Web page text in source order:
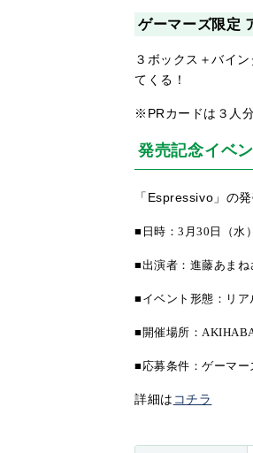
ゲーマーズ限定
３ボックス＋バイ
てくる！
※PRカードは３人
発売記念イベ
「Espressivo」の
■日時：3 月30 日（水）
■出演者：進藤あま
■イベント形態：リ
■開催場所：
■ 応募条件：ゲーマ
詳細は コチラ